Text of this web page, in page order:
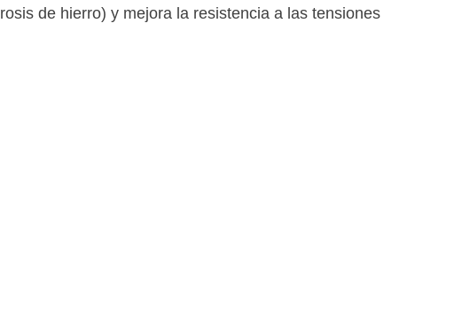
de hierro) y mejora la resistencia a las tensiones